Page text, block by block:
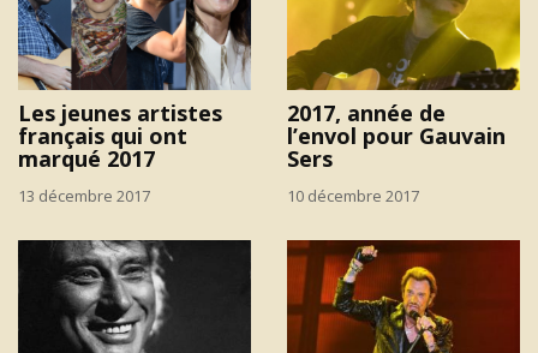
Les jeunes artistes
français qui ont
marqué 2017
13 décembre 2017
2017, année de
l’envol pour Gauvain
Sers
10 décembre 2017